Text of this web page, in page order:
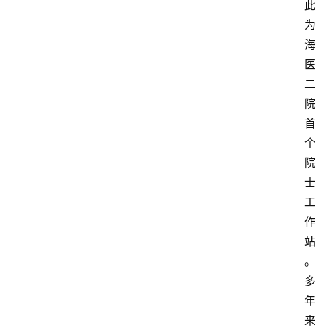
此
为
海
医
二
院
首
个
院
士
工
作
站
。
多
年
来